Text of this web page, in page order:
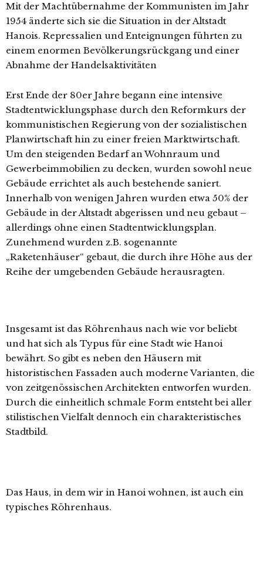
Mit der Machtübernahme der Kommunisten im Jahr
1954 änderte sich sie die Situation in der Altstadt
Hanois. Repressalien und Enteignungen führten zu
einem enormen Bevölkerungsrückgang und einer
Abnahme der Handelsaktivitäten
Erst Ende der 80er Jahre begann eine intensive
Stadtentwicklungsphase durch den Reformkurs der
kommunistischen Regierung von der sozialistischen
Planwirtschaft hin zu einer freien Marktwirtschaft.
Um den steigenden Bedarf an Wohnraum und
Gewerbeimmobilien zu decken, wurden sowohl neue
Gebäude errichtet als auch bestehende saniert.
Innerhalb von wenigen Jahren wurden etwa 50% der
Gebäude in der Altstadt abgerissen und neu gebaut –
allerdings ohne einen Stadtentwicklungsplan.
Zunehmend wurden z.B. sogenannte
„Raketenhäuser“ gebaut, die durch ihre Höhe aus der
Reihe der umgebenden Gebäude herausragten.
Insgesamt ist das Röhrenhaus nach wie vor beliebt
und hat sich als Typus für eine Stadt wie Hanoi
bewährt. So gibt es neben den Häusern mit
historistischen Fassaden auch moderne Varianten, die
von zeitgenössischen Architekten entworfen wurden.
Durch die einheitlich schmale Form entsteht bei aller
stilistischen Vielfalt dennoch ein charakteristisches
Stadtbild.
Das Haus, in dem wir in Hanoi wohnen, ist auch ein
typisches Röhrenhaus.